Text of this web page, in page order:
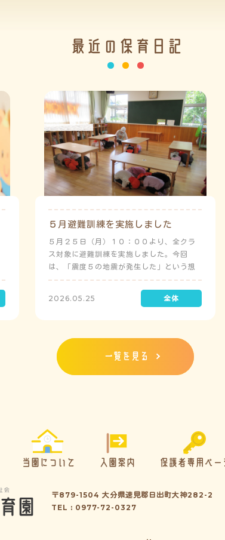
最近の保育日記
５月避難訓練を実施しました
５月２５日（月）１０：００より、全クラ
ス対象に避難訓練を実施しました。今回
は、「震度５の地震が発生した」という想
定で実施し、園児たちが職員の指示に従い
訓練に取り組みました。前庭（駐車場）に
全体集合をして人数確認をした後、各クラ
難することを想定（敷地面積が広いため）
しており、地震時の避難対応マニュアルの
作成を行政より免除されています。また、
2026.05.25
一覧を見る
当園について 入園案内 保護者専用ペー
〒879-1504 大分県速見郡日出町大神282-2
TEL : 0977-72-0327